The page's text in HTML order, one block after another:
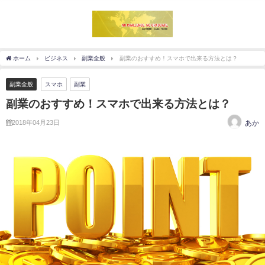
ホーム ビジネス 副業全般 副業のおすすめ！スマホで出来る方法とは？
副業全般 スマホ 副業
副業のおすすめ！スマホで出来る方法とは？
2018年04月23日 あか